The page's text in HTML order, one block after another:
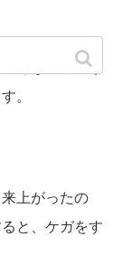
くないという
。
上がったの
と、ケガをす